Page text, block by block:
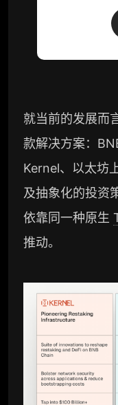
解锁本会
词库（支
研究方向沟
增强
¥
企业多账号
就当前的发展而
款解决方案：
Kernel、以太坊
及抽象化的投资
依靠同一种原生
推动。